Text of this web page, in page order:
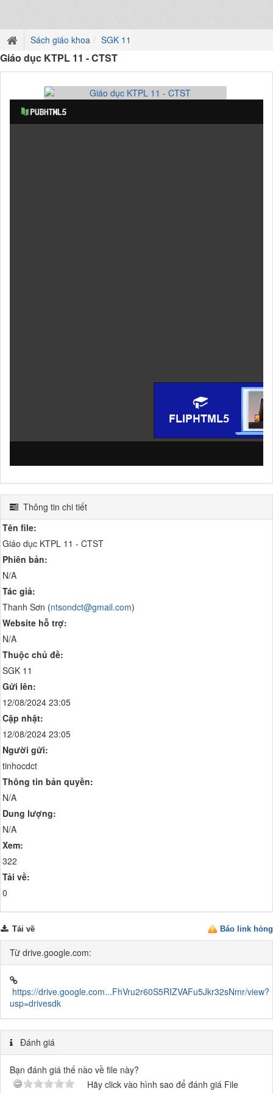
Sách giáo khoa SGK 11
Giáo dục KTPL 11 - CTST
Thông tin chi tiết
Tên file:
Giáo dục KTPL 11 - CTST
Phiên bản:
N/A
Tác giả:
Thanh Sơn (ntsondct@gmail.com)
Website hỗ trợ:
N/A
Thuộc chủ đề:
SGK 11
Gửi lên:
12/08/2024 23:05
Cập nhật:
12/08/2024 23:05
Người gửi:
tinhocdct
Thông tin bản quyền:
N/A
Dung lượng:
N/A
Xem:
322
Tải về:
0
Báo link hỏng
Tải về
Từ drive.google.com:
https://drive.google.com...FhVru2r60S5RIZVAFu5Jkr32sNmr/view?
usp=drivesdk
Đánh giá
Bạn đánh giá thế nào về file này?
Hãy click vào hình sao để đánh giá File